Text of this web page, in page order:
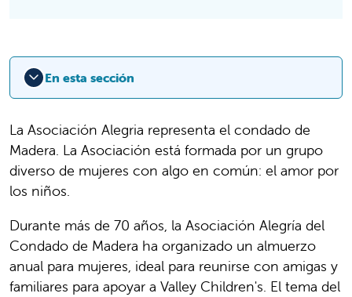
En esta sección
La Asociación Alegria representa el condado de
Madera. La Asociación está formada por un grupo
diverso de mujeres con algo en común: el amor por
los niños.
Durante más de 70 años, la Asociación Alegría del
Condado de Madera ha organizado un almuerzo
anual para mujeres, ideal para reunirse con amigas y
familiares para apoyar a Valley Children's. El tema del